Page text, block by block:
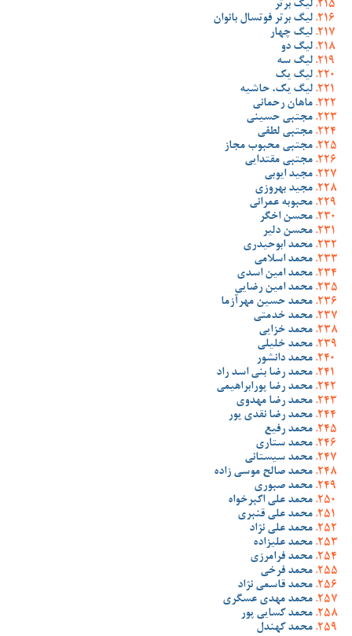
لیگ برتر
لیگ برتر فوتسال بانوان
لیگ چهار
لیگ دو
لیگ سه
لیگ یک
لیگ یک، حاشیه
ماهان رحمانی
مجتبی حسینی
مجتبی لطفی
مجتبی محبوب مجاز
مجتبی مقتدایی
مجید ایوبی
مجید بهروزی
محبوبه عمرانی
محسن اخگر
محسن دلیر
محمد ابوحیدری
محمد اسلامی
محمد امین اسدی
محمد امین رضایی
محمد حسین مهرآزما
محمد خدمتی
محمد خزایی
محمد خلیلی
محمد دانشور
محمد رضا بنی اسد راد
محمد رضا پورابراهیمی
محمد رضا مهدوی
محمد رضا نقدی پور
محمد رفیع
محمد ستاری
محمد سیستانی
محمد صالح موسی زاده
محمد صبوری
محمد علی اکبرخواه
محمد علی قنبری
محمد علی نژاد
محمد علیزاده
محمد فرامرزی
محمد فرخی
محمد قاسمی نژاد
محمد مهدی عسگری
محمد کسایی پور
محمد کهندل